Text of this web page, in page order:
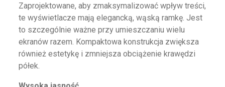
Zaprojektowane, aby zmaksymalizować wpływ treści,
te wyświetlacze mają elegancką, wąską ramkę. Jest
to szczególnie ważne przy umieszczaniu wielu
ekranów razem. Kompaktowa konstrukcja zwiększa
również estetykę i zmniejsza obciążenie krawędzi
półek.